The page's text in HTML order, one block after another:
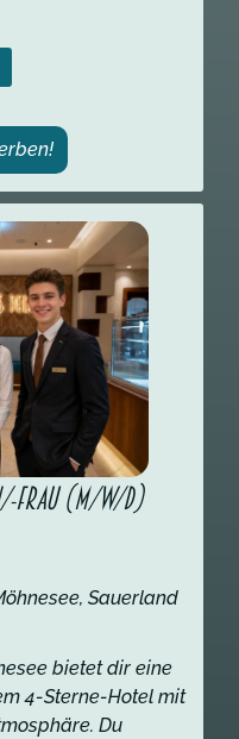
frau (m/w/d)
Sauerland
bietet dir eine
4-Sterne-Hotel mit
Du